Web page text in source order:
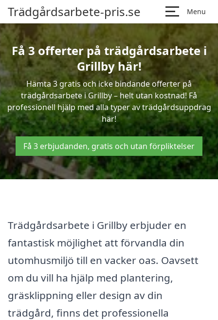
Trädgårdsarbete-pris.se Menu
Få 3 offerter på trädgårdsarbete i
Grillby här!
Hämta 3 gratis och icke bindande offerter på
trädgårdsarbete i Grillby – helt utan kostnad! Få
professionell hjälp med alla typer av trädgårdsuppdrag
här!
Få 3 erbjudanden, gratis och utan förpliktelser
Trädgårdsarbete i Grillby erbjuder en
fantastisk möjlighet att förvandla din
utomhusmiljö till en vacker oas. Oavsett
om du vill ha hjälp med plantering,
gräsklippning eller design av din
trädgård, finns det professionella